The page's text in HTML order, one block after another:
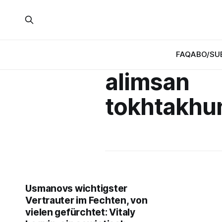
FAQABO/
alimsan
Usmanovs wichtigster
Vertrauter im Fechten, von
vielen gefürchtet: Vitaly